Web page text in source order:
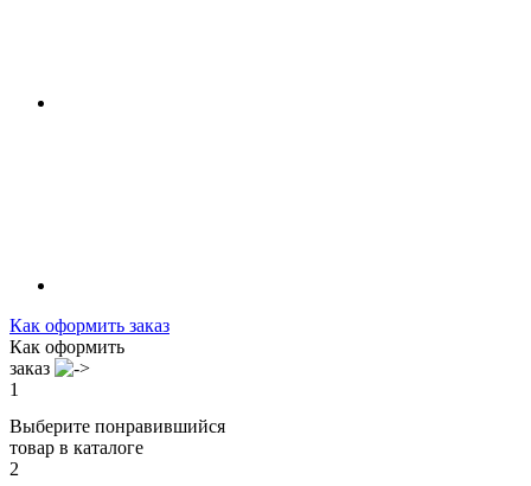
Как оформить заказ
Как оформить
заказ
1
Выберите понравившийся
товар в каталоге
2